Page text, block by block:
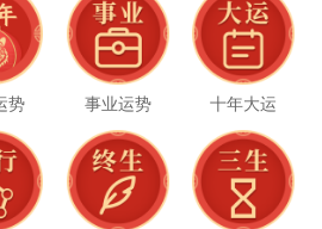
势 事业运势 十年大运